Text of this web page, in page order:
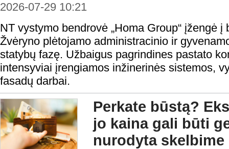
2026-07-29 10:21
NT vystymo bendrovė „Homa Group“ įžengė
Žvėryno plėtojamo administracinio ir
statybų fazę. Užbaigus pagrindines pastato
intensyviai įrengiamos inžinerinės sistemos,
fasadų darbai.
Perkate būstą?
jo kaina gali būti
nurodyta skelbime